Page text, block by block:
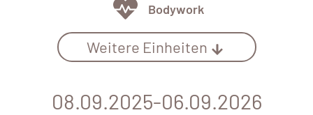
Bodywork
Weitere Einheiten
08.09.2025-06.09.2026